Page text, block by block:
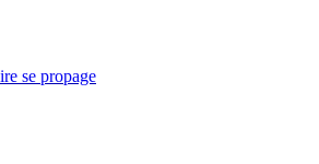
se propage